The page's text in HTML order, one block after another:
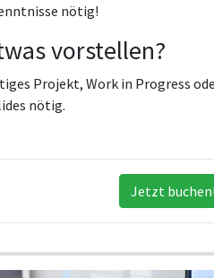
nötig!
vorstellen?
Projekt, Work in Progress
nötig.
Jetzt buchen!